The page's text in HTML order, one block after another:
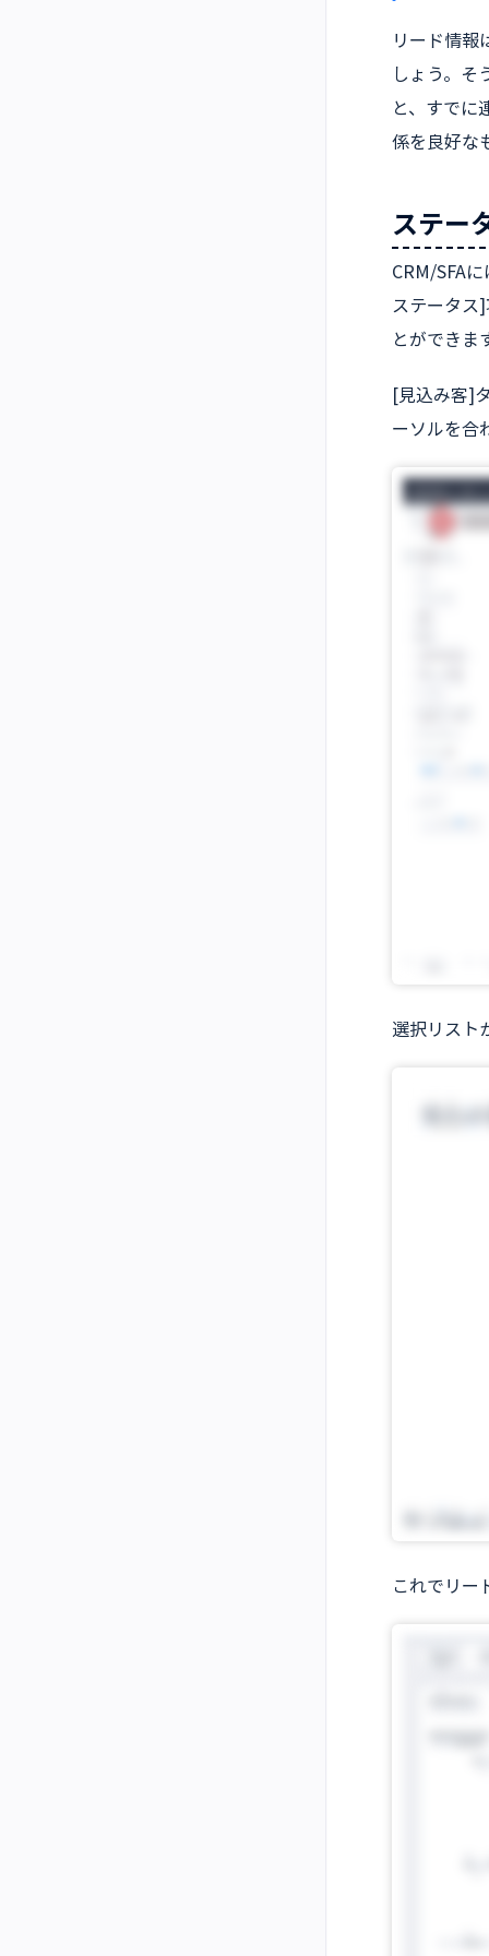
リード情報
しょう。
と、すでに
係を良好な
ステー
CRM/SFA
ステータス
とができま
[見込み客]
ーソルを合
選択リスト
これでリー